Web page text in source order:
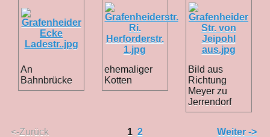
An
Bahnbrücke
ehemaliger
Kotten
Bild aus
Richtung
Meyer zu
Jerrendorf
<-Zurück 1 2 Weiter ->